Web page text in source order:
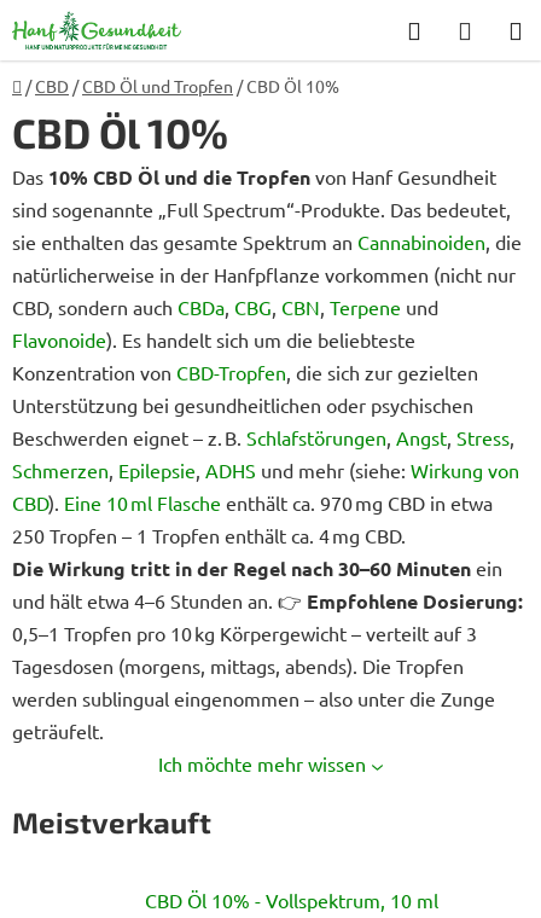
Inhalt
springen
Suchen
Startseite
/CBD /CBD Öl und Tropfen /CBD Öl 10%
CBD Öl 10%
Das 10% CBD Öl und die Tropfen von Hanf Gesundheit
sind sogenannte „Full Spectrum“-Produkte. Das bedeutet,
sie enthalten das gesamte Spektrum an Cannabinoiden , die
natürlicherweise in der Hanfpflanze vorkommen (nicht nur
CBD, sondern auch CBDa CBG CBN Terpene und
Flavonoide). Es handelt sich um die beliebteste
Konzentration von CBD-Tropfen , die sich zur gezielten
Unterstützung bei gesundheitlichen oder psychischen
Beschwerden eignet – z. B. Schlafstörungen Angst Stress
Schmerzen Epilepsie ADHS und mehr (siehe: Wirkung von
CBD). Eine 10 ml Flasche enthält ca. 970 mg CBD in etwa
250 Tropfen – 1 Tropfen enthält ca. 4 mg CBD.
Die Wirkung tritt in der Regel nach 30–60 Minuten ein
und hält etwa 4–6 Stunden an. 👉 Empfohlene Dosierung:
0,5–1 Tropfen pro 10 kg Körpergewicht – verteilt auf 3
Tagesdosen (morgens, mittags, abends). Die Tropfen
werden sublingual eingenommen – also unter die Zunge
geträufelt.
Ich möchte mehr wissen
Meistverkauft
CBD Öl 10% - Vollspektrum, 10 ml